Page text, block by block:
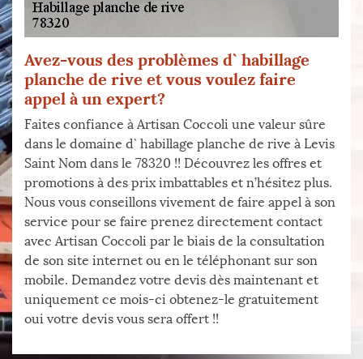
Avez-vous des problèmes d` habillage
planche de rive et vous voulez faire
appel à un expert?
Faites confiance à Artisan Coccoli une valeur sûre
dans le domaine d` habillage planche de rive à Levis
Saint Nom dans le 78320 !! Découvrez les offres et
promotions à des prix imbattables et n’hésitez plus.
Nous vous conseillons vivement de faire appel à son
service pour se faire prenez directement contact
avec Artisan Coccoli par le biais de la consultation
de son site internet ou en le téléphonant sur son
mobile. Demandez votre devis dès maintenant et
uniquement ce mois-ci obtenez-le gratuitement
oui votre devis vous sera offert !!